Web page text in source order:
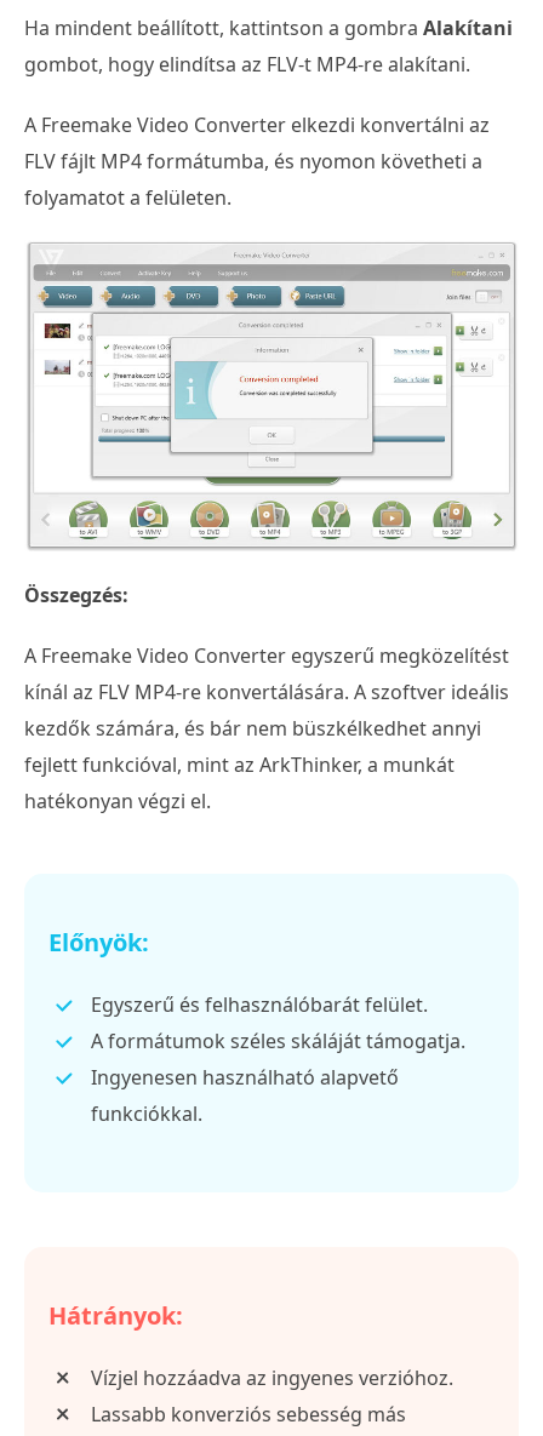
Ha mindent beállított, kattintson a gombra Alakítani
gombot, hogy elindítsa az FLV-t MP4-re alakítani.
A Freemake Video Converter elkezdi konvertálni az
FLV fájlt MP4 formátumba, és nyomon követheti a
folyamatot a felületen.
Összegzés:
A Freemake Video Converter egyszerű megközelítést
kínál az FLV MP4-re konvertálására. A szoftver ideális
kezdők számára, és bár nem büszkélkedhet annyi
fejlett funkcióval, mint az ArkThinker, a munkát
hatékonyan végzi el.
Előnyök:
Egyszerű és felhasználóbarát felület.
A formátumok széles skáláját támogatja.
Ingyenesen használható alapvető
funkciókkal.
Hátrányok:
Vízjel hozzáadva az ingyenes verzióhoz.
Lassabb konverziós sebesség más